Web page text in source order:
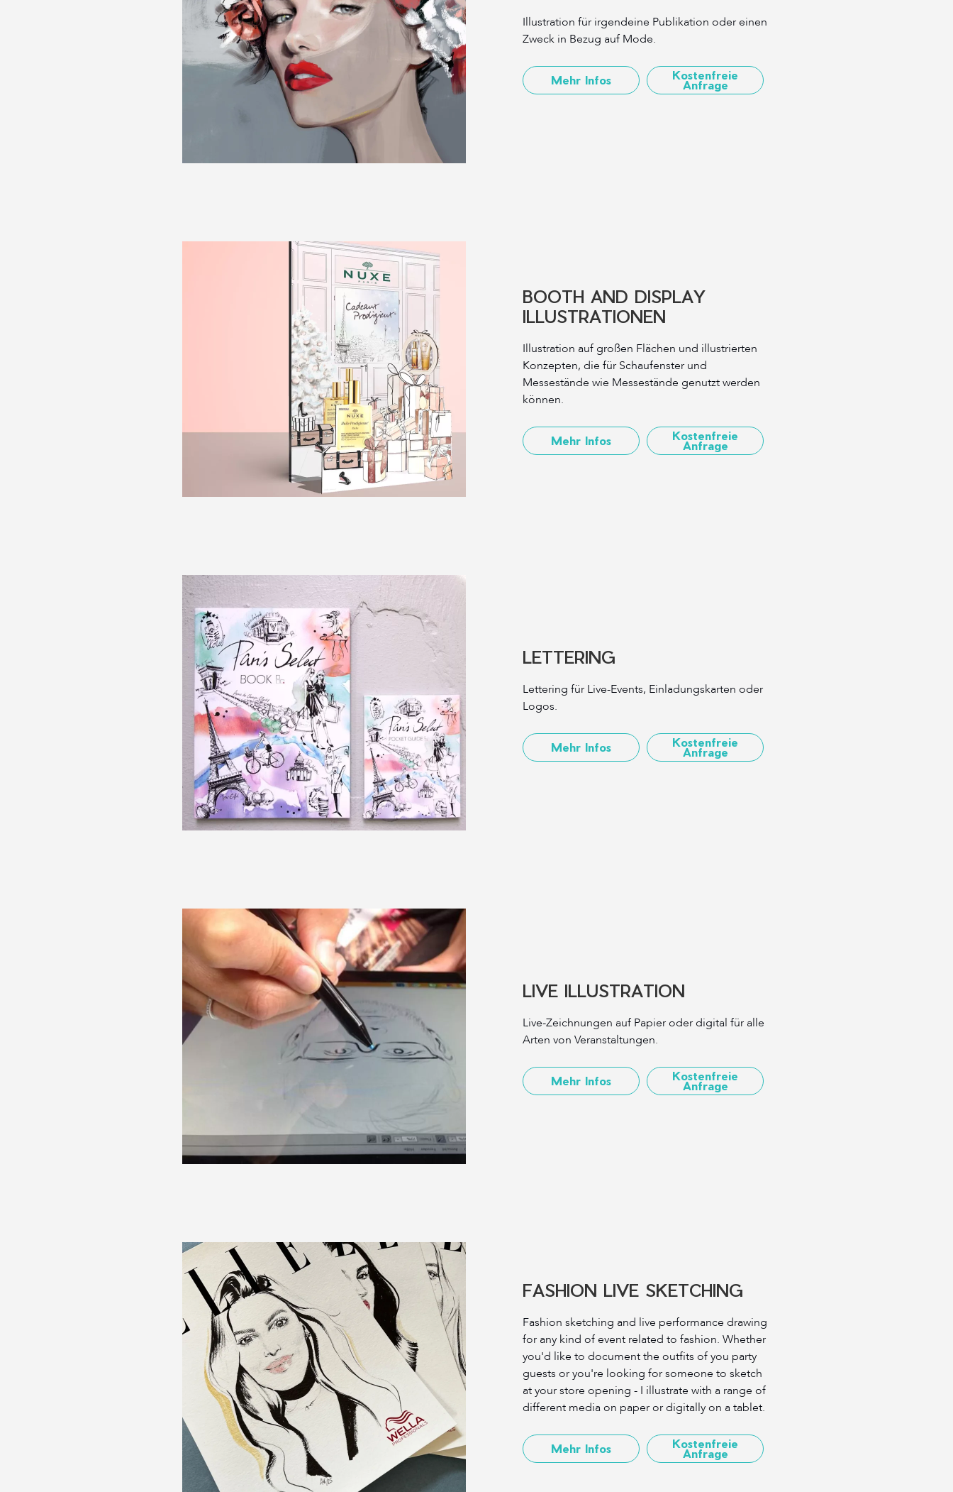
Illustration für irgendeine Publikation oder einen
Zweck in Bezug auf Mode.
Mehr Infos Kostenfreie
Anfrage
BOOTH AND DISPLAY
ILLUSTRATIONEN
Illustration auf großen Flächen und illustrierten
Konzepten, die für Schaufenster und
Messestände wie Messestände genutzt werden
können.
Mehr Infos Kostenfreie
Anfrage
LETTERING
Lettering für Live-Events, Einladungskarten oder
Logos.
Mehr Infos Kostenfreie
Anfrage
LIVE ILLUSTRATION
Live-Zeichnungen auf Papier oder digital für alle
Arten von Veranstaltungen.
Mehr Infos Kostenfreie
Anfrage
FASHION LIVE SKETCHING
Fashion sketching and live performance drawing
for any kind of event related to fashion. Whether
you'd like to document the outfits of you party
guests or you're looking for someone to sketch
at your store opening - I illustrate with a range of
different media on paper or digitally on a tablet.
Mehr Infos Kostenfreie
Anfrage